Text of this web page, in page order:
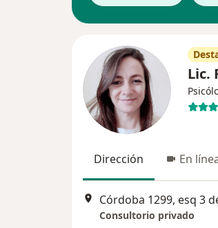
Lic.
Dirección En
Consultorio privado